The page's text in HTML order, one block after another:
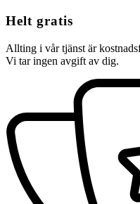
Helt gratis
Allting i vår tjänst är
Vi tar ingen avgift av dig.